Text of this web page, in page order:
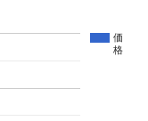
価
格